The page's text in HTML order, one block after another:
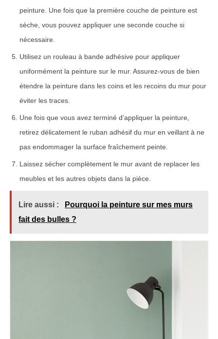
peinture. Une fois que la première couche de peinture est
sèche, vous pouvez appliquer une seconde couche si
nécessaire.
Utilisez un rouleau à bande adhésive pour appliquer
uniformément la peinture sur le mur. Assurez-vous de bien
étendre la peinture dans les coins et les recoins du mur pour
éviter les traces.
Une fois que vous avez terminé d’appliquer la peinture,
retirez délicatement le ruban adhésif du mur en veillant à ne
pas endommager la surface fraîchement peinte.
Laissez sécher complètement le mur avant de replacer les
meubles et les autres objets dans la pièce.
Lire aussi :
Pourquoi la peinture sur mes murs
fait des bulles ?